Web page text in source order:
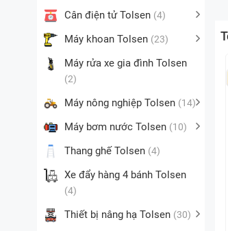
Cân điện tử Tolsen (4)
Máy khoan Tolsen (23)
Máy rửa xe gia đình Tolsen
(2)
Máy nông nghiệp Tolsen (14)
Máy bơm nước Tolsen (10)
Thang ghế Tolsen (4)
Xe đẩy hàng 4 bánh Tolsen
(4)
Thiết bị nâng hạ Tolsen (30)